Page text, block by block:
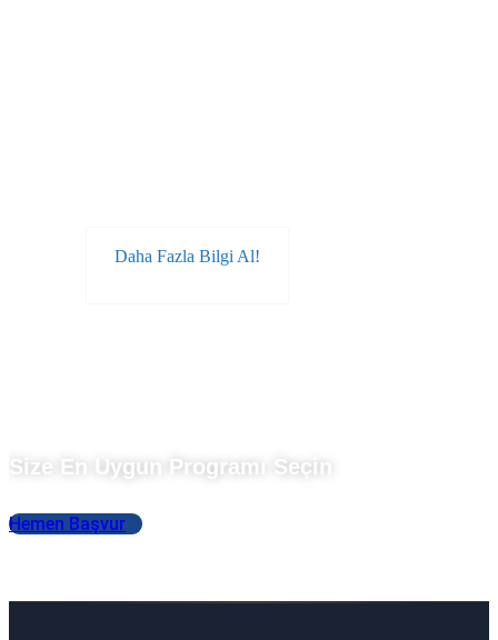
Daha Fazla Bilgi Al!
Size En Uygun Programı Seçin
Hemen Başvur